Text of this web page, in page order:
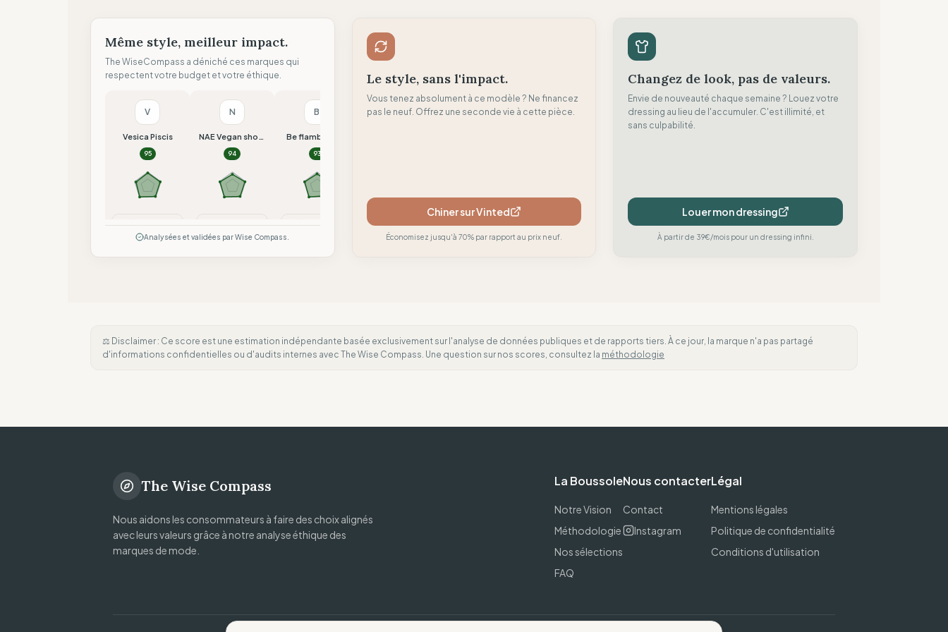
Même style, meilleur impact.
The WiseCompass a déniché ces marques qui
respectent votre budget et votre éthique.
V
Vesica Piscis
95
N
NAE Vegan shoes
94
B
Be flamboyant
93
B F
Analysées et validées par Wise Compass.
Le style, sans l'impact.
Vous tenez absolument à ce modèle ? Ne financez
pas le neuf. Offrez une seconde vie à cette pièce.
Chiner sur Vinted
Économisez jusqu'à 70% par rapport au prix neuf.
Changez de look, pas de valeurs.
Envie de nouveauté chaque semaine ? Louez votre
dressing au lieu de l'accumuler. C'est illimité, et
sans culpabilité.
Louer mon dressing
À partir de 39€/mois pour un dressing infini.
⚖️ Disclaimer : Ce score est une estimation indépendante basée exclusivement sur l'analyse de données publiques et de rapports tiers. À ce jour, la marque n'a pas partagé
d'informations confidentielles ou d'audits internes avec The Wise Compass. Une question sur nos scores, consultez la méthodologie
The Wise Compass
Nous aidons les consommateurs à faire des choix alignés
avec leurs valeurs grâce à notre analyse éthique des
marques de mode.
La Boussole
Notre Vision
Méthodologie
Nos sélections
FAQ
Nous contacter
Contact
Instagram
Légal
Mentions légales
Politique de confidentialité
Conditions d'utilisation